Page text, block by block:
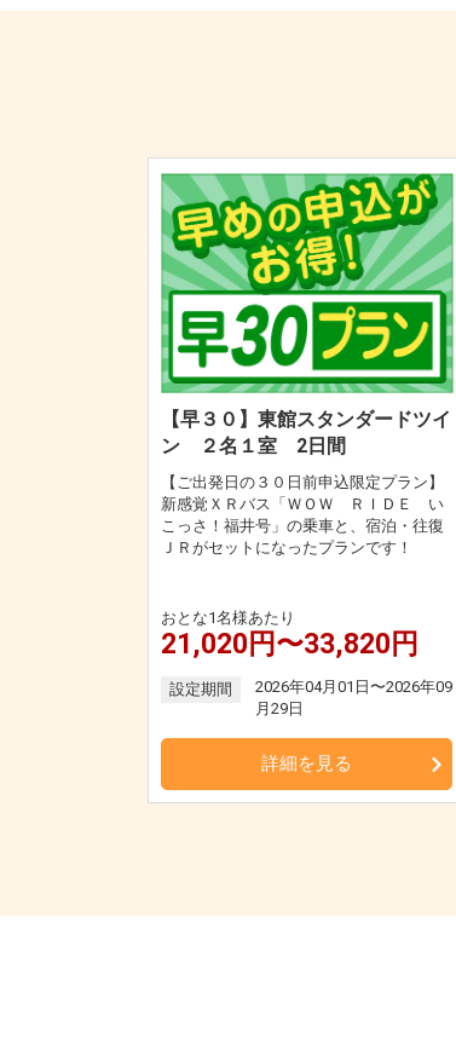
【早３０】東館スタンダードツイ
ン ２名１室 2日間
【ご出発日の３０日前申込限定プラン】
新感覚ＸＲバス「ＷＯＷ ＲＩＤＥ い
こっさ！福井号」の乗車と、宿泊・往復
ＪＲがセットになったプランです！
おとな1名様あたり
21,020円〜33,820円
設定期間
2026年04月01日〜2026年09
月29日
詳細を見る